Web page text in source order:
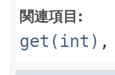
関連項目:
get(int) ,